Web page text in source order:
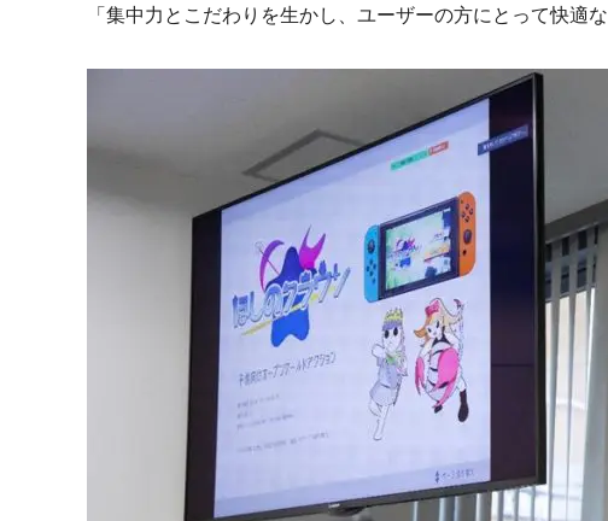
「集中力とこだわりを生かし、ユーザーの方にとって快適な